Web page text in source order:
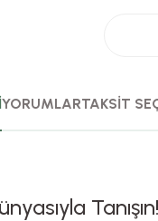
YORUMLARTAKSİT
Tanışın!